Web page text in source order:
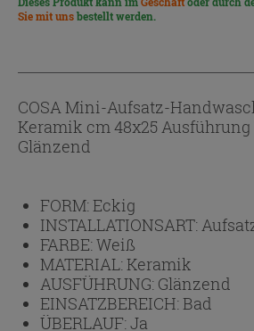
Sie mit unsbestellt werden.
COSA Mini-Aufsatz-
Keramik cm 48x25 Ausführung
Glänzend
FORM:Eckig
INSTALLATIONSART:
FARBE:Weiß
MATERIAL:Keramik
AUSFÜHRUNG: Glänzend
EINSATZBEREICH:Bad
ÜBERLAUF:Ja